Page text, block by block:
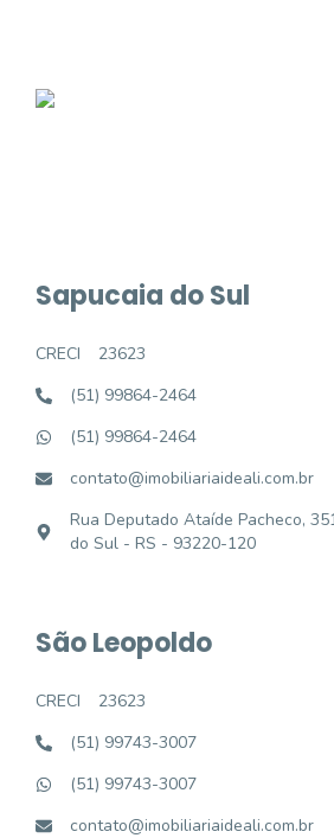
Sapucaia do Sul
CRECI
23623
(51) 99864-2464
(51) 99864-2464
contato@imobiliariaideali.com.br
Rua Deputado Ataíde Pacheco,
do Sul - RS - 93220-120
São Leopoldo
CRECI
23623
(51) 99743-3007
(51) 99743-3007
contato@imobiliariaideali.com.br